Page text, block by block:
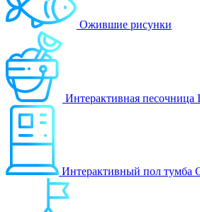
Ожившие рисунки
Интерактивная песочница
Интерактивный пол тумба